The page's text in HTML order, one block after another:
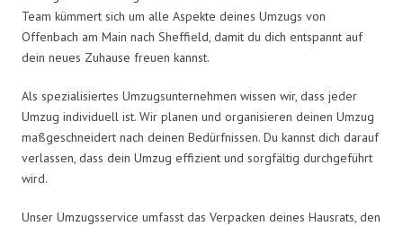
Team kümmert sich um alle Aspekte deines Umzugs von
Offenbach am Main nach Sheffield, damit du dich entspannt auf
dein neues Zuhause freuen kannst.
Als spezialisiertes Umzugsunternehmen wissen wir, dass jeder
Umzug individuell ist. Wir planen und organisieren deinen Umzug
maßgeschneidert nach deinen Bedürfnissen. Du kannst dich darauf
verlassen, dass dein Umzug effizient und sorgfältig durchgeführt
wird.
Unser Umzugsservice umfasst das Verpacken deines Hausrats, den